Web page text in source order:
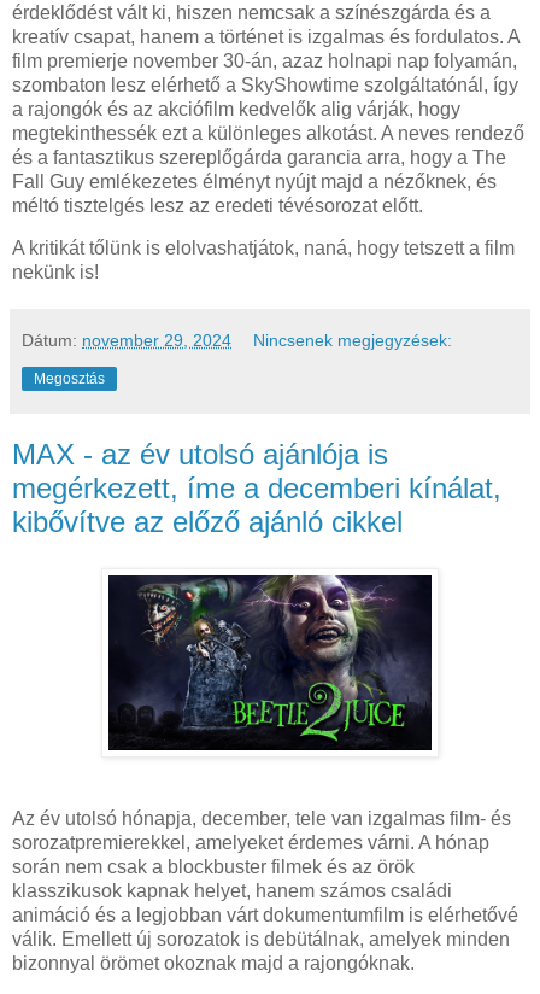
érdeklődést vált ki, hiszen nemcsak a színészgárda és a
kreatív csapat, hanem a történet is izgalmas és fordulatos. A
film premierje november 30-án, azaz holnapi nap folyamán,
szombaton lesz elérhető a SkyShowtime szolgáltatónál, így
a rajongók és az akciófilm kedvelők alig várják, hogy
megtekinthessék ezt a különleges alkotást. A neves rendező
és a fantasztikus szereplőgárda garancia arra, hogy a The
Fall Guy emlékezetes élményt nyújt majd a nézőknek, és
méltó tisztelgés lesz az eredeti tévésorozat előtt.
A kritikát tőlünk is elolvashatjátok, naná, hogy tetszett a film
nekünk is!
Dátum: november 29, 2024 Nincsenek megjegyzések:
Megosztás
MAX - az év utolsó ajánlója is
megérkezett, íme a decemberi kínálat,
kibővítve az előző ajánló cikkel
Az év utolsó hónapja, december, tele van izgalmas film- és
sorozatpremierekkel, amelyeket érdemes várni. A hónap
során nem csak a blockbuster filmek és az örök
klasszikusok kapnak helyet, hanem számos családi
animáció és a legjobban várt dokumentumfilm is elérhetővé
válik. Emellett új sorozatok is debütálnak, amelyek minden
bizonnyal örömet okoznak majd a rajongóknak.